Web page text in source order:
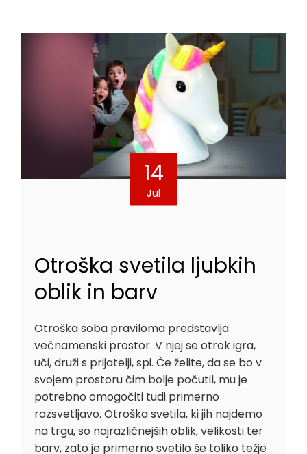
14
Jul
Otroška svetila ljubkih
oblik in barv
Otroška soba praviloma predstavlja
večnamenski prostor. V njej se otrok igra,
uči, druži s prijatelji, spi. Če želite, da se bo v
svojem prostoru čim bolje počutil, mu je
potrebno omogočiti tudi primerno
razsvetljavo. Otroška svetila, ki jih najdemo
na trgu, so najrazličnejših oblik, velikosti ter
barv, zato je primerno svetilo še toliko težje